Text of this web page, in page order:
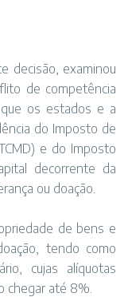
decisão, examinou
de competência
os estados e a
do Imposto de
e do Imposto
decorrente da
ou doação.
de bens e
tendo como
cujas alíquotas
chegar até 8%.